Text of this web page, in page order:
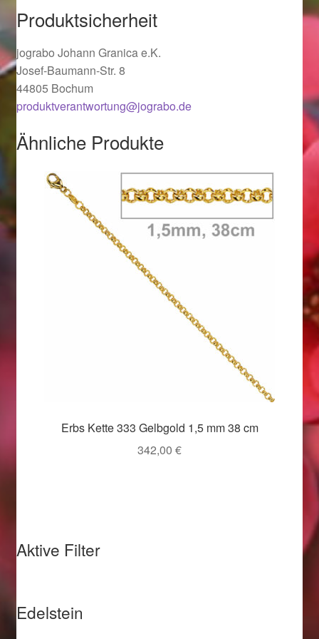
Ostergeschenke finden für Ostern 2019
Ostergeschenke finden für Ostern 2020
Ostergeschenke finden für Ostern 2021
Ostergeschenke finden für Ostern 2022
Partner
Vertrag widerrufen
Weihnachtsangebote 2016
Weihnachtsangebote 2018
Produktsicherheit
jograbo Johann Granica e.K.
Josef-Baumann-Str. 8
44805 Bochum
produktverantwortung@jograbo.de
Ähnliche Produkte
Erbs Kette 333 Gelbgold 1,5 mm 38 cm
342,00 €
Aktive Filter
Edelstein